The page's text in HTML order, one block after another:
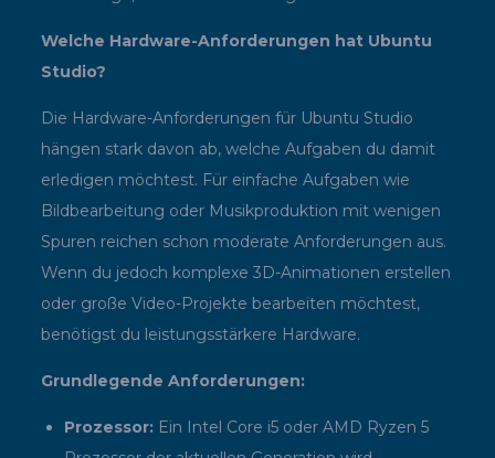
Welche Hardware-Anforderungen hat Ubuntu
Studio?
Die Hardware-Anforderungen für Ubuntu Studio
hängen stark davon ab, welche Aufgaben du damit
erledigen möchtest. Für einfache Aufgaben wie
Bildbearbeitung oder Musikproduktion mit wenigen
Spuren reichen schon moderate Anforderungen aus.
Wenn du jedoch komplexe 3D-Animationen erstellen
oder große Video-Projekte bearbeiten möchtest,
benötigst du leistungsstärkere Hardware.
Grundlegende Anforderungen:
Prozessor: Ein Intel Core i5 oder AMD Ryzen 5